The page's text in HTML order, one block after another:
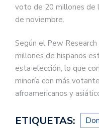
voto de 20 millones de
de noviembre.
Según el Pew
millones de hispanos
esta elección, lo que
minoría con más
afroamericanos y
ETIQUETAS: